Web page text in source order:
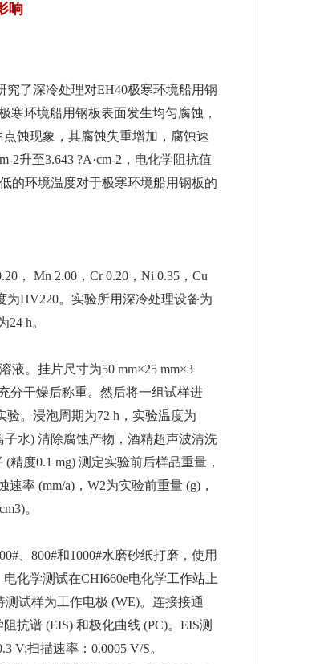
响
了深冷处理对EH40极寒环境船用钢
寒环境船用钢板表面发生均匀腐蚀，
蚀现象，其腐蚀失重增加，腐蚀速
2升至3.643 ?A·cm-2，电化学阻抗值
的环境温度对于极寒环境船用钢板的
， Mn 2.00，Cr 0.20，Ni 0.35，Cu
为HV220。实验所用深冷处理设备为
h。
液。挂片尺寸为50 mm×25 mm×3
分干燥后称重。然后将一组试样进
。浸泡周期为72 h，实验温度为
水) 清除腐蚀产物，酒精超声波清洗
精度0.1 mg) 测定实验前后样品重量，
率 (mm/a)，W2为实验前重量 (g)，
。
、800#和1000#水磨砂纸打磨，使用
化学测试在CHI660e电化学工作站上
试样为工作电极 (WE)。连接接通
抗谱 (EIS) 和极化曲线 (PC)。EIS测
V;扫描速率：0.0005 V/S。